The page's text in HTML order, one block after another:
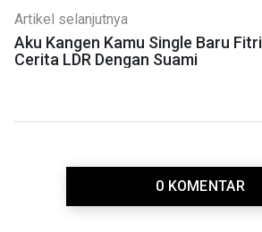
Artikel selanjutnya
Aku Kangen Kamu Single Baru
Cerita LDR Dengan Suami
0 KOMENTAR